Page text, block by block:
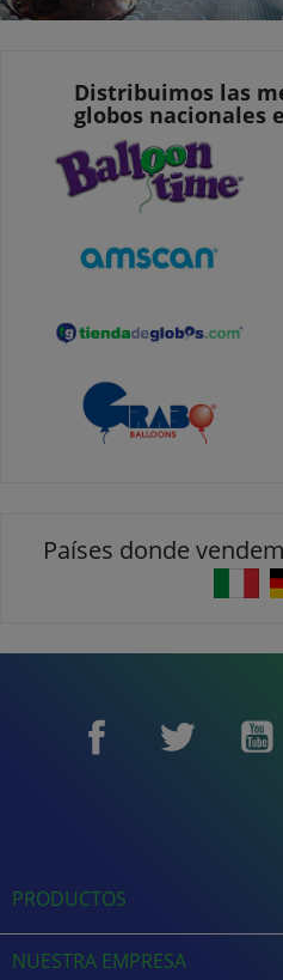
Distribuimos las
globos nacionales
Países donde
Facebook Twitter
PRODUCTOS
NUESTRA EMPRESA